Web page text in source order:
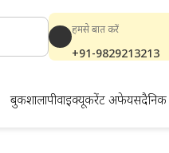
हमसे बात करें
+91-9829213213
बुकशालापीवाईक्यूकरेंट अफेयर्स